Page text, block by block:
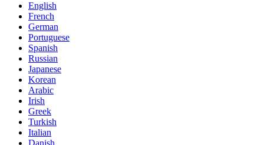
English
French
German
Portuguese
Spanish
Russian
Japanese
Korean
Arabic
Irish
Greek
Turkish
Italian
Danish